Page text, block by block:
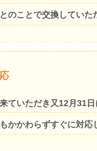
のことで交換していた
ていただき又12月31
かかわらずすぐに対応